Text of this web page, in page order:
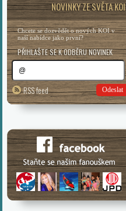
NOVINKY ZE SVĚTA KOI
Chcete se dozvědět o nových KOI v
naší nabídce jako první?
PŘIHLAŠTE SE K ODBĚRU NOVINEK
RSS feed Odeslat